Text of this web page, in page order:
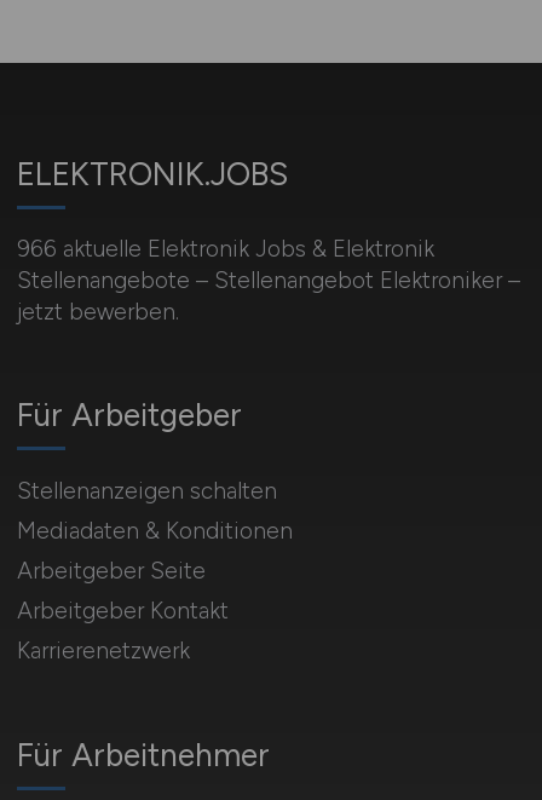
ELEKTRONIK.JOBS
966 aktuelle Elektronik Jobs & Elektronik
Stellenangebote – Stellenangebot Elektroniker –
jetzt bewerben.
Für Arbeitnehmer
Für Arbeitgeber
Stellenanzeigen schalten
Mediadaten & Konditionen
Arbeitgeber Seite
Arbeitgeber Kontakt
Karrierenetzwerk